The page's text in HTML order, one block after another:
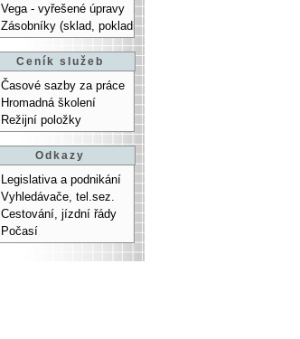
Vega - vyřešené úpravy
Zásobníky (sklad, pokladna, bank. účet) - vyřešené
Ceník služeb
Časové sazby za práce
Hromadná školení
Režijní položky
Odkazy
Legislativa a podnikání
Vyhledávače, tel.sez.
Cestování, jízdní řády
Počasí